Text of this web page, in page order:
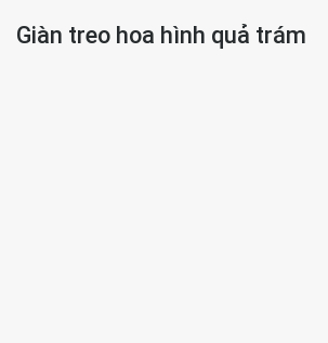
Giàn treo hoa hình quả trám